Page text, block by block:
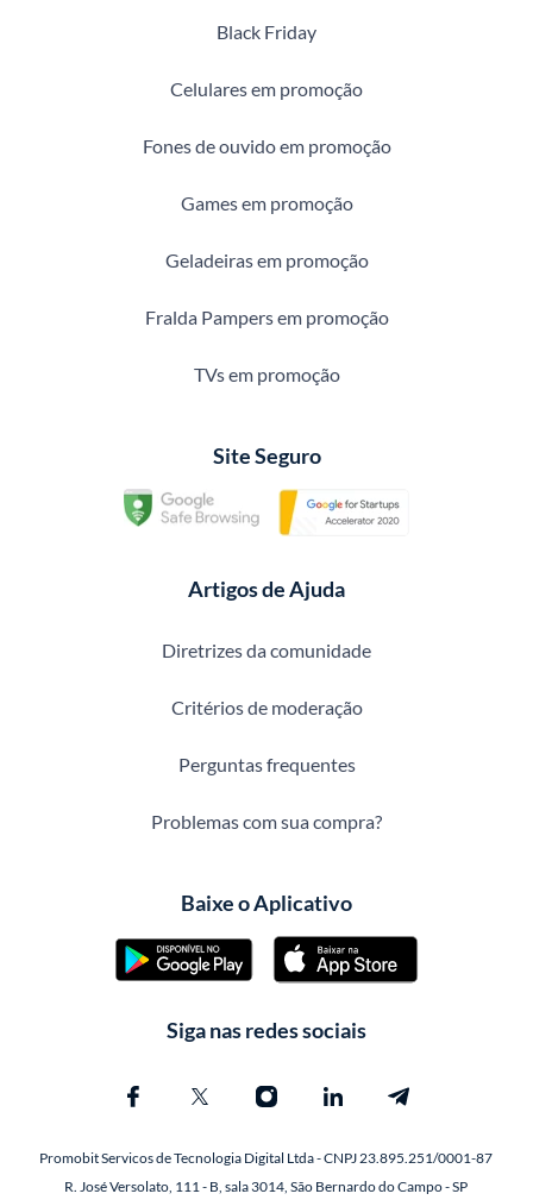
Black Friday
Celulares em promoção
Fones de ouvido em promoção
Games em promoção
Geladeiras em promoção
Fralda Pampers em promoção
TVs em promoção
Site Seguro
Artigos de Ajuda
Diretrizes da comunidade
Critérios de moderação
Perguntas frequentes
Problemas com sua compra?
Baixe o Aplicativo
Siga nas redes sociais
Promobit Servicos de Tecnologia Digital Ltda - CNPJ 23.895.251/0001-87
R. José Versolato, 111 - B, sala 3014, São Bernardo do Campo - SP